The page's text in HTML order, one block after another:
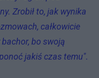
Zrobił to, jak wynika
całkowicie
bo swoją
jakiś czas temu".